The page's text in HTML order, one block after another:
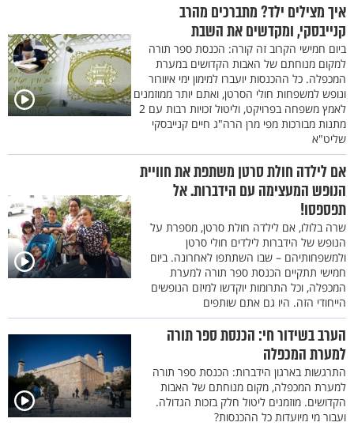
איך מצילים ילד? מתברכים מהרב
קנייבסקי, ומקדשים את השבת
ביום חמישי הקרוב זה קורה: הכנסת ספר תורה
למקום מנוחתם של האבות הקדושים במערת
המכפלה. כל ההכנסות יועברו למימון ימי איוורור
ונופש למשפחות חולי הסרטן, ואתם יותר ממוזמנים
לאמץ משפחה בפרויקט, וליטול זכויות רבות עם 2
מתנות מבורכות מפי מרן הרה"ג חיים קנייבסקי
שליט"א
אם לילדה חולת סרטן משתפת את חוויית
הנופש המעצימה עם הידברות. אל
תפספסו!
שרה בלולו, אם לילדה חולת סרטן, מספרת על
הנופש של הידברות לילדים חולי סרטן
ולמשפחותיהם – שבו השתתפו לאחרונה. ביום
חמישי תתקיים הכנסת ספר תורה למערת
המכפלה, וכל התרומות יוקדשו למיזם הנופשים
הייחודי הזה. היו גם אתם שותפים
הערב בשידור חי: הכנסת ספר תורה
למערת המכפלה
התרגשות בארגון הידברות: הכנסת ספר תורה
למערת המכפלה, מקום מנוחתם של האבות
הקדושים. מוזמנים ליטול חלק בזכות הגדולה.
ועבור מי מיועדות כל ההכנסות?